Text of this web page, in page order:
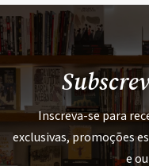
Inscreva-se para
exclusivas, promoções
e